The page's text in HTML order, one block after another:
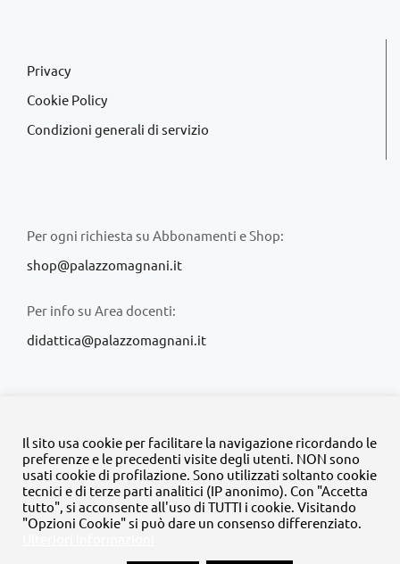
Privacy
Cookie Policy
Condizioni generali di servizio
Per ogni richiesta su Abbonamenti e Shop:
shop@palazzomagnani.it
Per info su Area docenti:
didattica@palazzomagnani.it
© Copyright 2020 -2026 | Tutti i diritti riservati | MyFpm è un
progetto dellaFondazione Palazzo Magnani
Il sito usa cookie per facilitare la navigazione ricordando le
preferenze e le precedenti visite degli utenti. NON sono
usati cookie di profilazione. Sono utilizzati soltanto cookie
tecnici e di terze parti analitici (IP anonimo). Con "Accetta
tutto", si acconsente all'uso di TUTTI i cookie. Visitando
"Opzioni Cookie" si può dare un consenso differenziato.